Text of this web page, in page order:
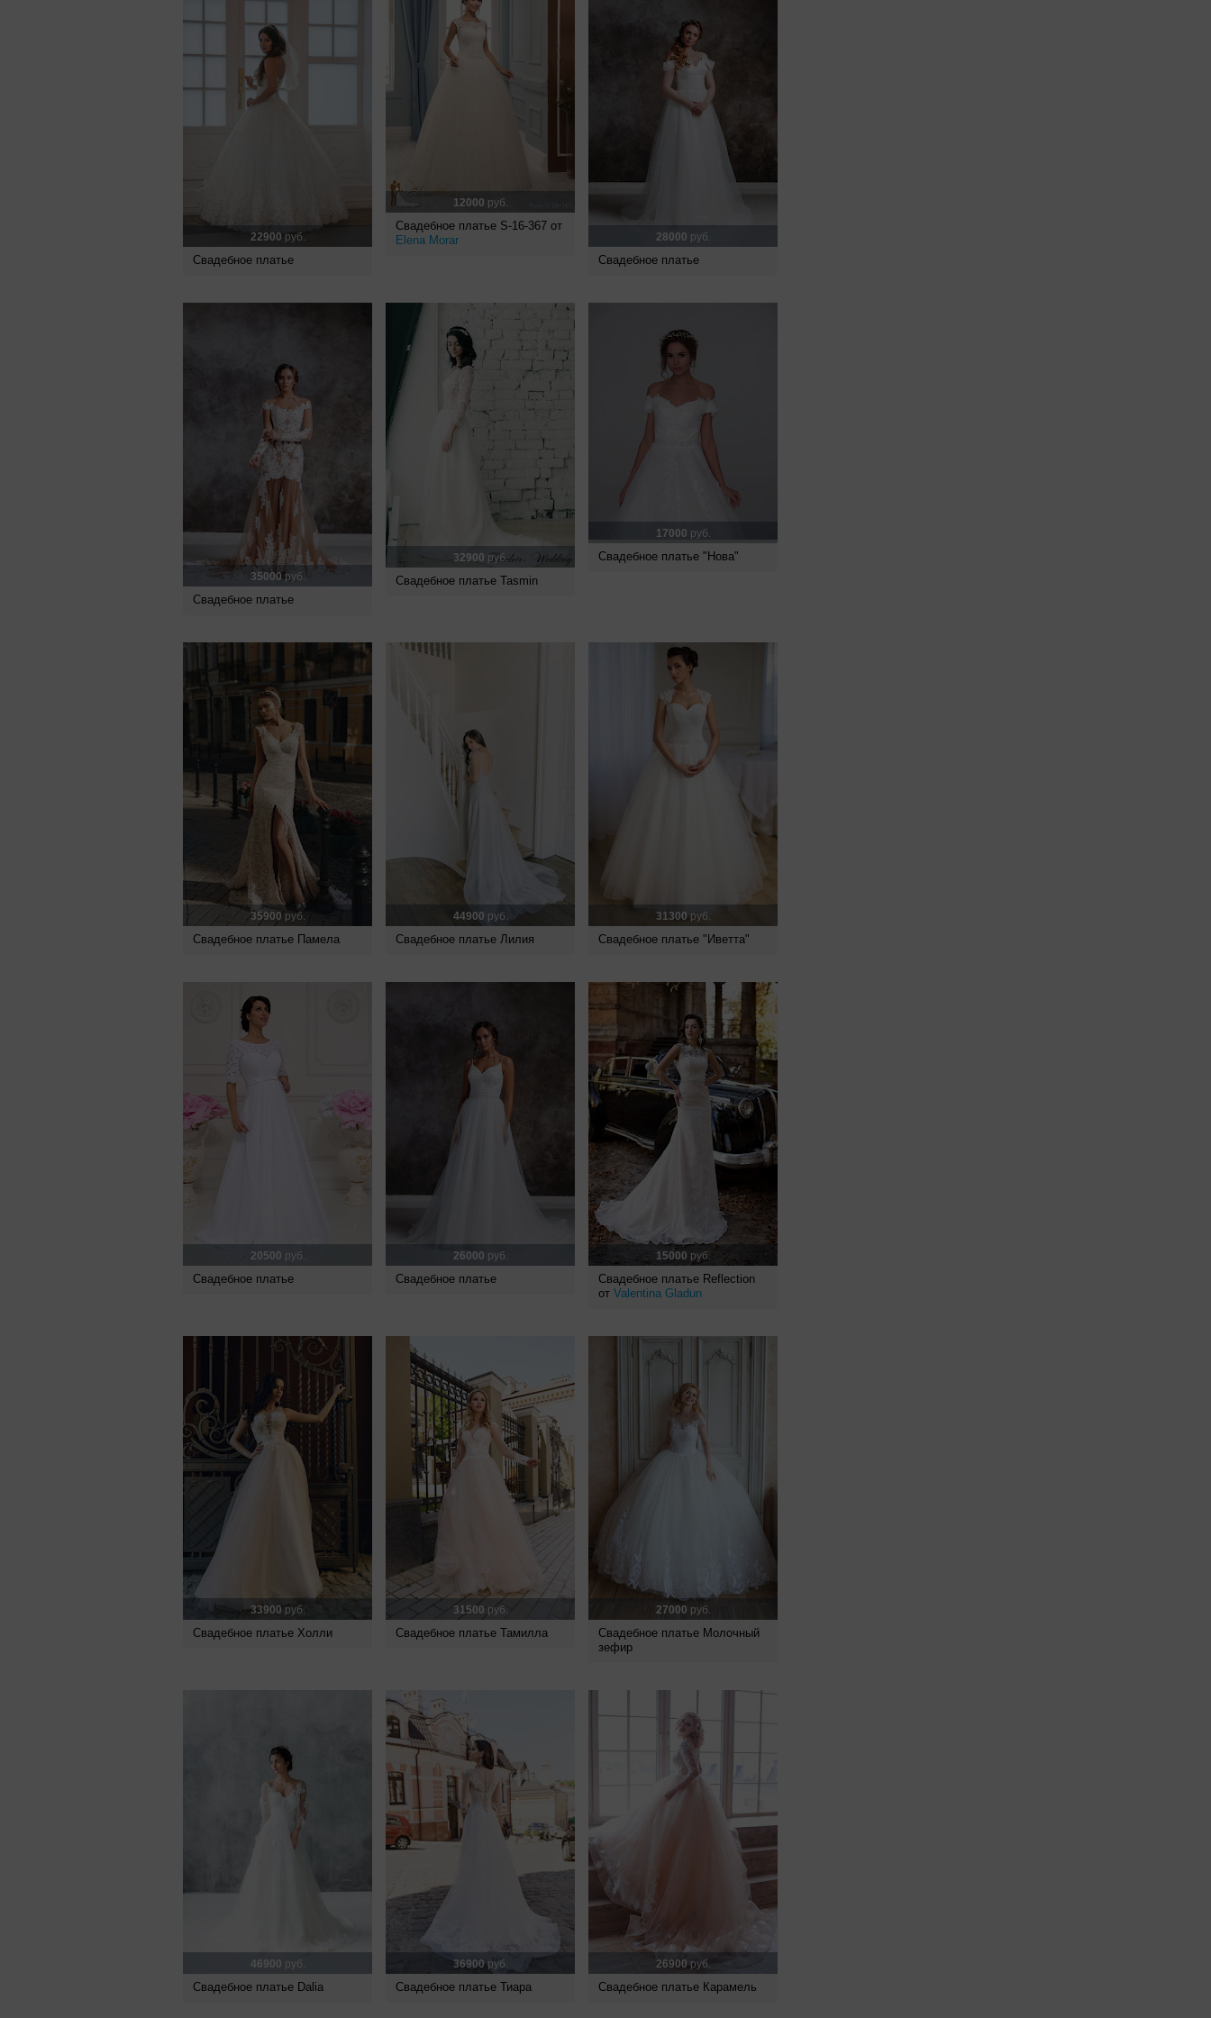
22900 руб.
Свадебное платье
12000 руб.
Свадебное платье S-16-367 от
Elena Morar
28000 руб.
Свадебное платье
35000руб.
Свадебное платье
32900 руб.
Свадебное платье Tasmin
17000 руб.
Свадебное платье "Нова"
35900 руб.
Свадебное платье Памела
44900 руб.
Свадебное платье Лилия
31300руб.
Свадебное платье "Иветта"
20500 руб.
Свадебное платье
26000 руб.
Свадебное платье
15000 руб.
Свадебное платье Reflection
от Valentina Gladun
33900 руб.
Свадебное платье Холли
31500 руб.
Свадебное платье Тамилла
27000 руб.
Свадебное платье Молочный
зефир
46900 руб.
Свадебное платье Dalia
36900руб.
Свадебное платье Тиара
26900руб.
Свадебное платье Карамель